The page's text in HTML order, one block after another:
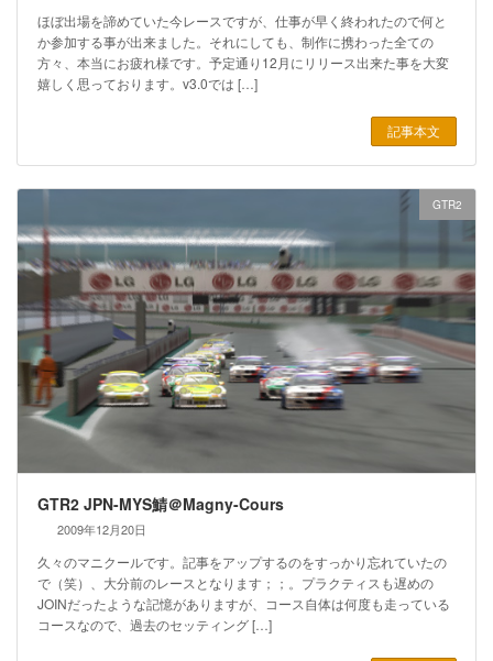
ほぼ出場を諦めていた今レースですが、仕事が早く終われたので何と
か参加する事が出来ました。それにしても、制作に携わった全ての
方々、本当にお疲れ様です。予定通り12月にリリース出来た事を大変
嬉しく思っております。v3.0では […]
記事本文
GTR2
GTR2 JPN-MYS鯖＠Magny-Cours
2009年12月20日
久々のマニクールです。記事をアップするのをすっかり忘れていたの
で（笑）、大分前のレースとなります；；。プラクティスも遅めの
JOINだったような記憶がありますが、コース自体は何度も走っている
コースなので、過去のセッティング […]